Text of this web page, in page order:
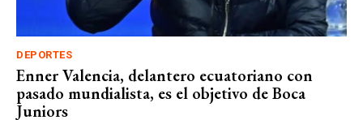
DEPORTES
Enner Valencia, delantero ecuatoriano con
pasado mundialista, es el objetivo de Boca
Juniors